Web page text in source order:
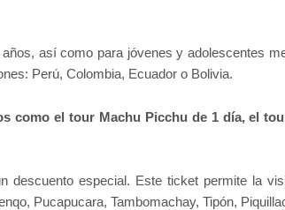
así como para jóvenes y adolescentes
Perú, Colombia, Ecuador o Bolivia.
como el tour Machu Picchu de 1 día, el
especial. Este ticket permite la
Pucapucara, Tambomachay, Tipón,